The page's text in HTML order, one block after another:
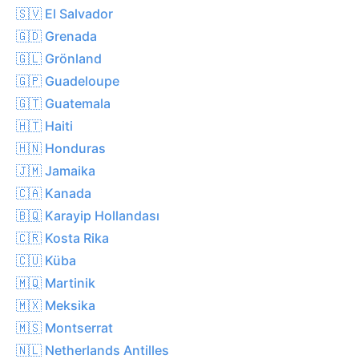
🇸🇻 El Salvador
🇬🇩 Grenada
🇬🇱 Grönland
🇬🇵 Guadeloupe
🇬🇹 Guatemala
🇭🇹 Haiti
🇭🇳 Honduras
🇯🇲 Jamaika
🇨🇦 Kanada
🇧🇶 Karayip Hollandası
🇨🇷 Kosta Rika
🇨🇺 Küba
🇲🇶 Martinik
🇲🇽 Meksika
🇲🇸 Montserrat
🇳🇱 Netherlands Antilles